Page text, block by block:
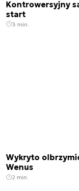
Kontrowersyjny
start
3 min.
Wykryto
Wenus
2 min.